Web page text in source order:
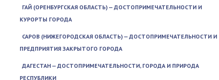
ГАЙ (ОРЕНБУРГСКАЯ ОБЛАСТЬ) — ДОСТОПРИМЕЧАТЕЛЬНОСТИ И
КУРОРТЫ ГОРОДА
САРОВ (НИЖЕГОРОДСКАЯ ОБЛАСТЬ) — ДОСТОПРИМЕЧАТЕЛЬНОСТИ И
ПРЕДПРИЯТИЯ ЗАКРЫТОГО ГОРОДА
ДАГЕСТАН — ДОСТОПРИМЕЧАТЕЛЬНОСТИ, ГОРОДА И ПРИРОДА
РЕСПУБЛИКИ